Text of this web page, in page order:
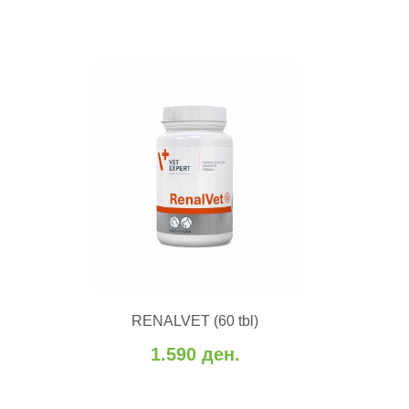
RENALVET (60 tbl)
1.590 ден.
Додај во желби Додај за споредба